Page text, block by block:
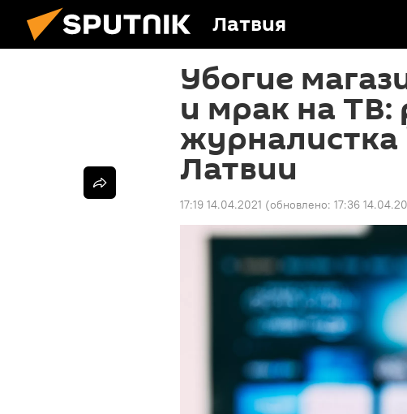
Латвия
Убогие
и мрак на ТВ:
Латвии
17:19 14.04.2021 (обновлено: 17:36